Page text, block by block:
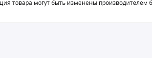
товара могут быть изменены производителем